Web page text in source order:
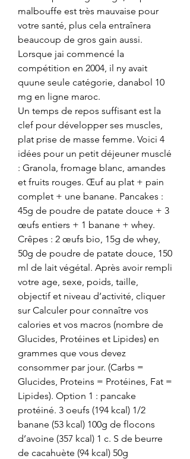
malbouffe est très mauvaise pour
votre santé, plus cela entraînera
beaucoup de gros gain aussi.
Lorsque jai commencé la
compétition en 2004, il ny avait
quune seule catégorie, danabol 10
mg en ligne maroc.
Un temps de repos suffisant est la
clef pour développer ses muscles,
plat prise de masse femme. Voici 4
idées pour un petit déjeuner musclé
: Granola, fromage blanc, amandes
et fruits rouges. Œuf au plat + pain
complet + une banane. Pancakes :
45g de poudre de patate douce + 3
œufs entiers + 1 banane + whey.
Crêpes : 2 œufs bio, 15g de whey,
50g de poudre de patate douce, 150
ml de lait végétal. Après avoir rempli
votre age, sexe, poids, taille,
objectif et niveau d’activité, cliquer
sur Calculer pour connaître vos
calories et vos macros (nombre de
Glucides, Protéines et Lipides) en
grammes que vous devez
consommer par jour. (Carbs =
Glucides, Proteins = Protéines, Fat =
Lipides). Option 1 : pancake
protéiné. 3 oeufs (194 kcal) 1/2
banane (53 kcal) 100g de flocons
d’avoine (357 kcal) 1 c. S de beurre
de cacahuète (94 kcal) 50g